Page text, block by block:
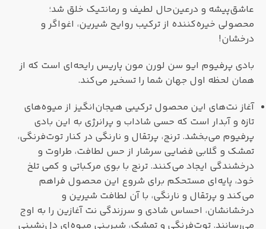
عاشق‌پیشه و درعین‌حال لطیف و رمانتیک خلق شد؛
محصولی خیره‌کننده از ترکیب روایح شیرین، اغواگر و
درخشان!
بادی پرفیوم ایو سن لورن مون پاریس رایحه‌ای است که از
همان لحظه‌ اول جهان شما را تسخیر می‌کند.
آغاز نت‌های این محصول ترکیبی هیجان‌انگیز از میوه‌های
تازه و آبدار است که حسی شاداب و پرانرژی به این بادی
پرفیوم می‌بخشد. ترنج، پرتقال و نارنگی در کنار توت‌فرنگی،
تمشک و گلابی فضایی سرشار از حس لطافت، طراوت و
درخشندگی ایجاد می‌کنند. ترنج با بوی مرکباتی و کمی تلخ
خود، پایه‌ای مستحکم برای شروع این محصول فراهم
می‌کند و پرتقال و نارنگی، با آن لطافت شیرین و
درخشانشان، احساس شادی و سرزندگی نت آغازین را به اوج
می‌رسانند. توت‌فرنگی و تمشک، شیرینی میوه‌ای دل‌نشینی